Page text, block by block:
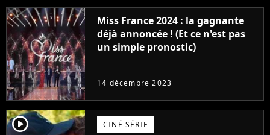
Miss France 2024 : la gagnante
déjà annoncée ! (Et ce n'est pas
un simple pronostic)
14 décembre 2023
player2 CINÉ SÉRIE